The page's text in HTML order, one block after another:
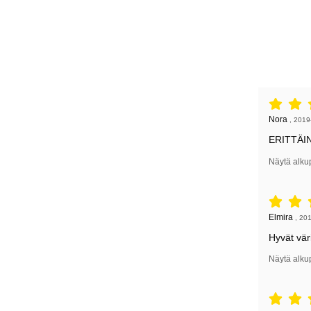
Arvostelun
Nora ,
Näytä
Arvostelun
Elmira
Hyvät
Näytä